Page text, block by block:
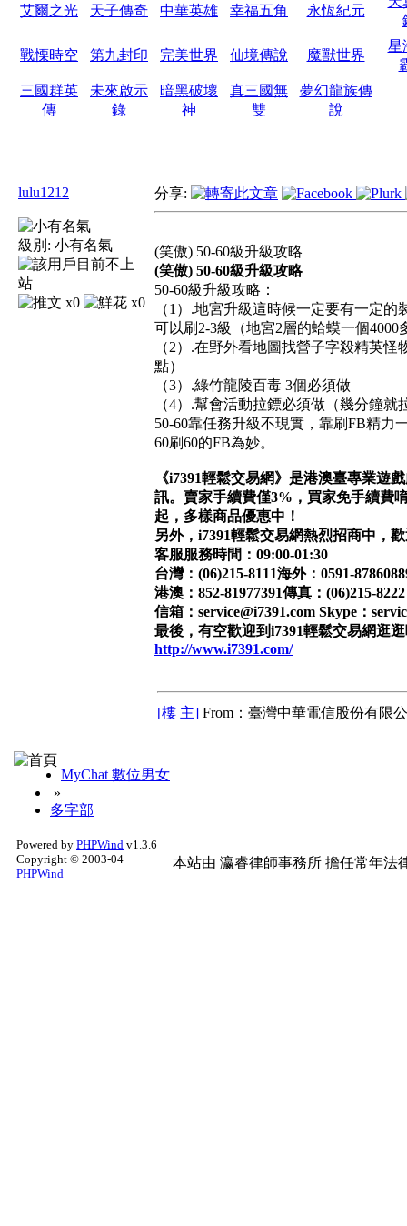
艾爾之光 天子傳奇 中華英雄 幸福五角 永恆紀元
戰慄時空 第九封印 完美世界 仙境傳說 魔獸世界
星
三國群英
傳
未來啟示
錄
暗黑破壞
神
真三國無
雙
夢幻龍族傳
說
lulu1212
級別: 小有名氣
x0 x0
分享:
(笑傲) 50-60級升級攻略
(笑傲) 50-60級升級攻略
50-60級升級攻略：
（1）.地宮升級這時候一定要有一定
可以刷2-3級（地宮2層的蛤蟆一個
（2）.在野外看地圖找營子字殺精英
點）
（3）.綠竹龍陵百毒 3個必須做
（4）.幫會活動拉鏢必須做（幾分鐘
50-60靠任務升級不現實，靠刷FB精力
60刷60的FB為妙。
《i7391輕鬆交易網》是港澳臺專業遊
訊。賣家手續費僅3%，買家免手續費
起，多樣商品優惠中！
另外，i7391輕鬆交易網熱烈招商中，
客服服務時間：09:00-01:30
台灣：(06)215-8111海外：0591-
港澳：852-81977391傳真：(06)215-8222
信箱：service@i7391.com Skype：
最後，有空歡迎到i7391輕鬆交易網逛
http://www.i7391.com/
[樓 主] From：臺灣中華電信股份有限
MyChat 數位男女
»
多字部
Powered by PHPWind v1.3.6
Copyright © 2003-04
PHPWind
本站由 瀛睿律師事務所 擔任常年法